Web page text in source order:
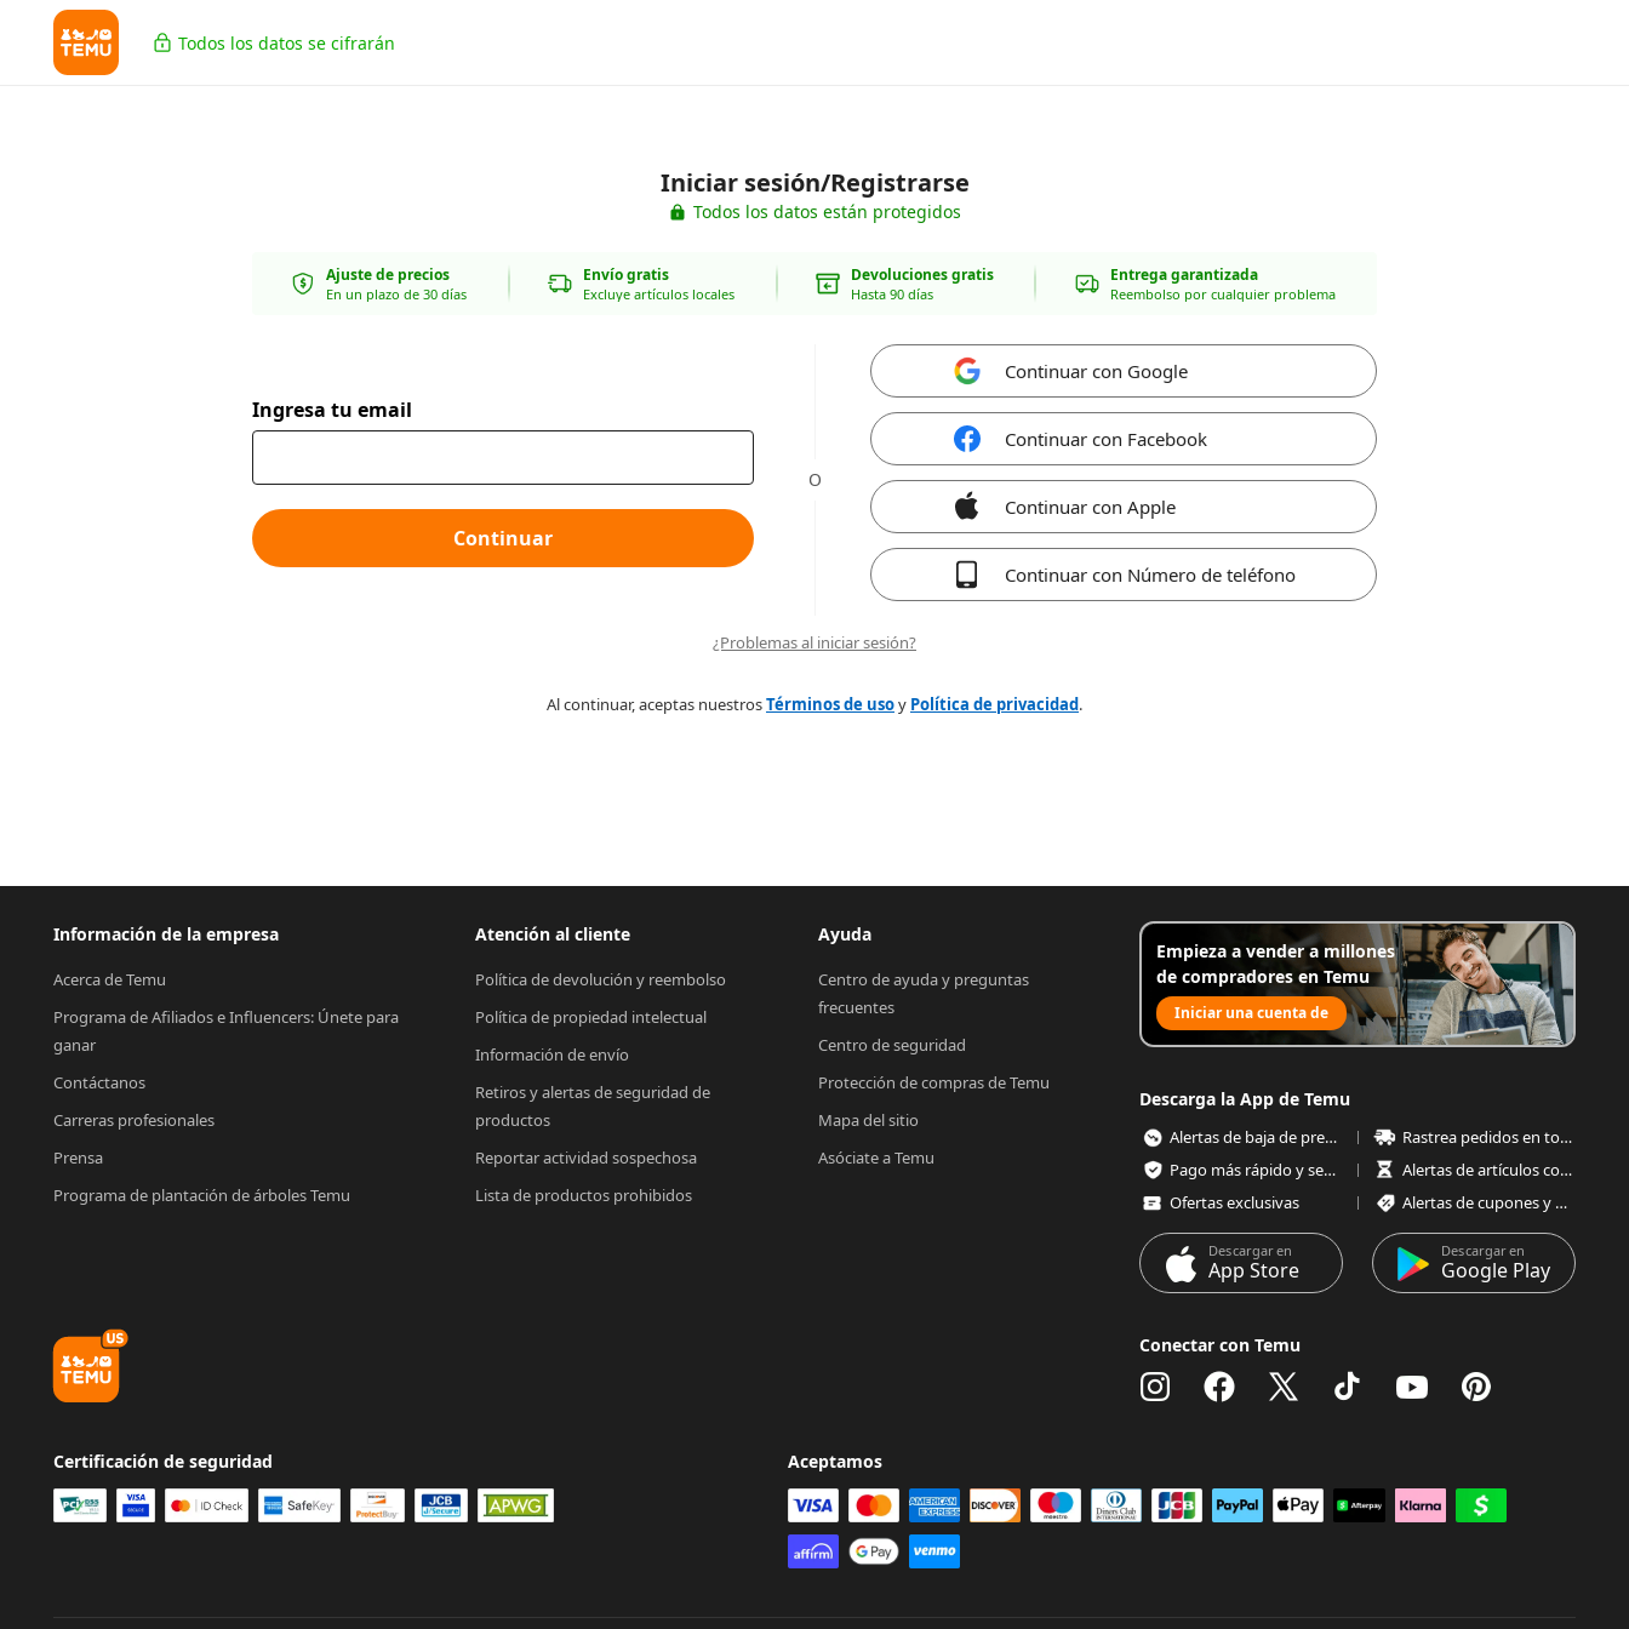
Todos los datos se cifrarán
Iniciar sesión/Registrarse
Todos los datos están protegidos
Ajuste de precios
En un plazo de 30 días
Envío gratis
Excluye artículos locales
Devoluciones gratis
Hasta 90 días
Entrega garantizada
Reembolso por cualquier problema
Ingresa tu email
Continuar
O
Continuar con Google
Continuar con Facebook
Continuar con Apple
Continuar con Número de teléfono
¿Problemas al iniciar sesión?
Al continuar, aceptas nuestrosTérminos de usoy Política de privacidad.
Información de la empresa
Acerca de Temu
Programa de Afiliados e Influencers: Únete para
ganar
Contáctanos
Carreras profesionales
Prensa
Programa de plantación de árboles Temu
Atención al cliente
Política de devolución y reembolso
Política de propiedad intelectual
Información de envío
Retiros y alertas de seguridad de
productos
Reportar actividad sospechosa
Lista de productos prohibidos
Ayuda
Centro de ayuda y preguntas
frecuentes
Centro de seguridad
Protección de compras de Temu
Mapa del sitio
Asóciate a Temu
Empieza a vender a millones
de compradores en Temu
Iniciar una cuenta de
venta
Descarga la App de Temu
Alertas de baja de precios
Rastrea pedidos en todo momento
Pago más rápido y seguro
Alertas de artículos con poco stock
Ofertas exclusivas
Alertas de cupones y ofertas
Descargar en
App Store
Descargar en
Google Play
Conectar con Temu
Certificación de seguridad Aceptamos